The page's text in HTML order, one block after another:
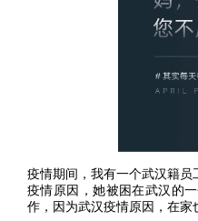
疫情期间，我有一个武汉籍
疫情原因，她被困在武汉的
作，因为武汉疫情原因，在